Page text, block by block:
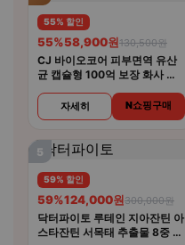
55% 할인
55%58,900원130,500원
CJ 바이오코어 피부면역 유산
균 캡슐형 100억 보장 화사 유
자세히 N쇼핑구매
5
59% 할인
59%124,000원300,000원
닥터파이토 루테인 지아잔틴 아
스타잔틴 서목태 추출물 8중 복